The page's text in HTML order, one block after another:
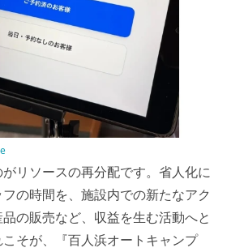
リソースの再分配です。省人化に
の時間を、施設内での新たなアク
の販売など、収益を生む活動へと
そが、『百人浜オートキャンプ